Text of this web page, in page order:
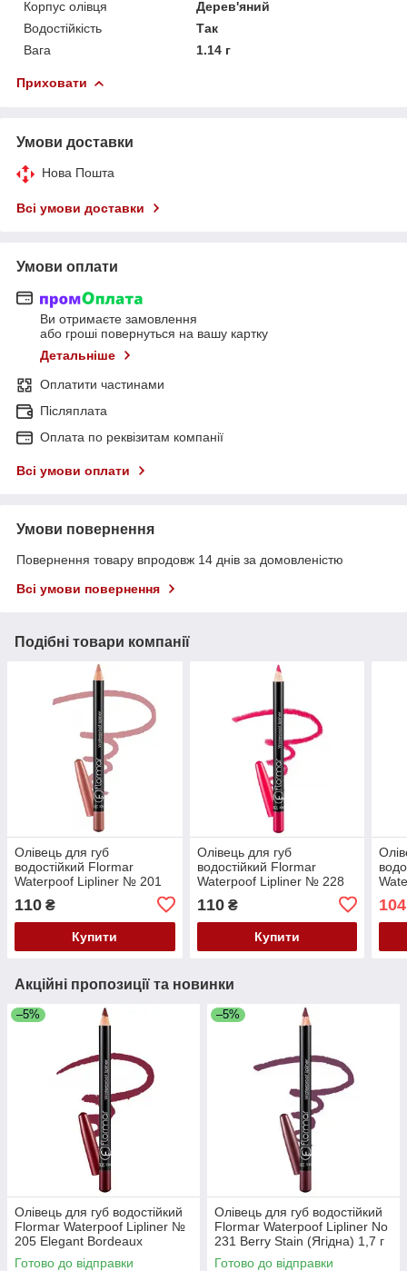
Корпус олівця
Дерев'яний
Водостійкість
Так
Вага
1.14 г
Приховати
Умови доставки
Нова Пошта
Всі умови доставки
Умови оплати
Ви отримаєте замовлення
або гроші повернуться на вашу картку
Детальніше
Оплатити частинами
Післяплата
Оплата по реквізитам компанії
Всі умови оплати
Умови повернення
Повернення товару впродовж 14 днів за домовленістю
Всі умови повернення
Подібні товари компанії
Олівець для губ
водостійкий Flormar
Waterpoof Lipliner № 201
(Натуральний)
110 ₴
Купити
Олівець для губ
водостійкий Flormar
Waterpoof Lipliner № 228
9Насичений рожевий) 1.7
г
110₴
Купити
104
Акційні пропозиції та новинки
–5%
Олівець для губ водостійкий
Flormar Waterpoof Lipliner №
205 Elegant Bordeaux
(Елегантний бордо)
Готово до відправки
–5%
Олівець для губ водостійкий
Flormar Waterpoof Lipliner No
231 Berry Stain (Ягідна) 1,7 г
Готово до відправки